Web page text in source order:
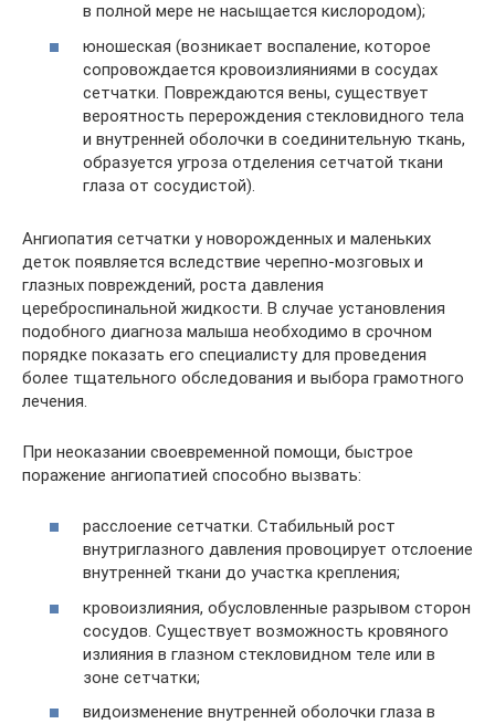
в полной мере не насыщается кислородом);
юношеская (возникает воспаление, которое
сопровождается кровоизлияниями в сосудах
сетчатки. Повреждаются вены, существует
вероятность перерождения стекловидного тела
и внутренней оболочки в соединительную ткань,
образуется угроза отделения сетчатой ткани
глаза от сосудистой).
Ангиопатия сетчатки у новорожденных и маленьких
деток появляется вследствие черепно-мозговых и
глазных повреждений, роста давления
цереброспинальной жидкости. В случае установления
подобного диагноза малыша необходимо в срочном
порядке показать его специалисту для проведения
более тщательного обследования и выбора грамотного
лечения.
При неоказании своевременной помощи, быстрое
поражение ангиопатией способно вызвать:
расслоение сетчатки. Стабильный рост
внутриглазного давления провоцирует отслоение
внутренней ткани до участка крепления;
кровоизлияния, обусловленные разрывом сторон
сосудов. Существует возможность кровяного
излияния в глазном стекловидном теле или в
зоне сетчатки;
видоизменение внутренней оболочки глаза в